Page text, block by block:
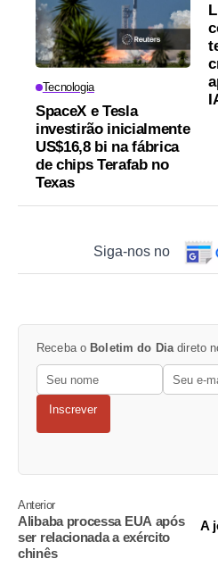
Tecnologia
SpaceX e Tesla
investirão inicialmente
US$16,8 bi na fábrica
de chips Terafab no
Texas
Siga-nos no
Receba o Boletim do Dia direto
Inscrever
Anterior
Alibaba processa EUA após
ser relacionada a exército
chinês
A